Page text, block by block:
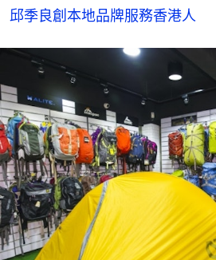
邱季良創本地品牌服務香港人